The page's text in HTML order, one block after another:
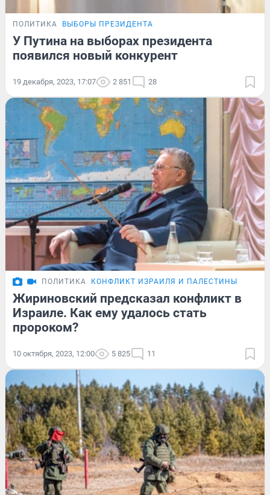
ПОЛИТИКА ВЫБОРЫ ПРЕЗИДЕНТА
У Путина на выборах президента
появился новый конкурент
19 декабря, 2023, 17:07 2 851 28
ПОЛИТИКА КОНФЛИКТ ИЗРАИЛЯ И ПАЛЕСТИНЫ
Жириновский предсказал конфликт в
Израиле. Как ему удалось стать
пророком?
10 октября, 2023, 12:00 5 825 11